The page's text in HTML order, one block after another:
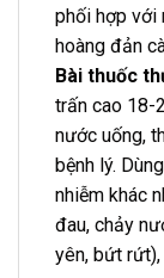
phối hợp với
hoàng đản
Bài thuốc
trấn cao 18-
nước uống,
bệnh lý.
nhiễm khác
đau, chảy
yên, bứt rứt),